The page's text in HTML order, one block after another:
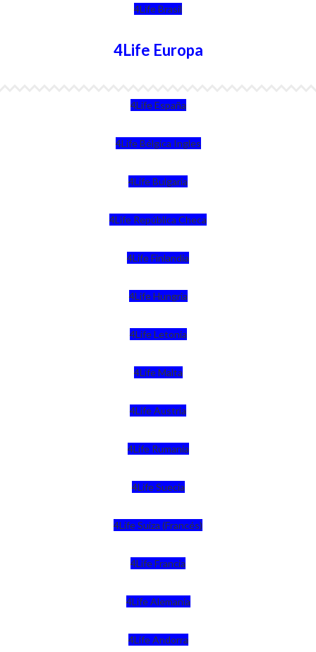
4Life Brasil
4Life Europa
4Life España
4Life Bélgica Ingles
4Life Bulgaria
4Life República Checa
4Life Finlandia
4Life Hungria
4Life Letonia
4Life Malta
4Life Austria
4Life Rumania
4Life Suecia
4Life Suiza (Francés)
4Life Francia
4Life Alemania
4Life Andorra